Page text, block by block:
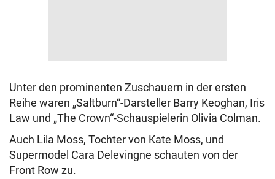
Unter den prominenten Zuschauern in der ersten
Reihe waren „Saltburn“-Darsteller Barry Keoghan, Iris
Law und „The Crown“-Schauspielerin Olivia Colman.
Auch Lila Moss, Tochter von Kate Moss, und
Supermodel Cara Delevingne schauten von der
Front Row zu.